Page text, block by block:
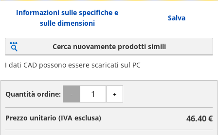
Informazioni sulle specifiche e
sulle dimensioni
Salva
Cerca nuovamente prodotti simili
I dati CAD possono essere scaricati sul PC
Quantità ordine: - +
Prezzo unitario (IVA esclusa) 46.40 €